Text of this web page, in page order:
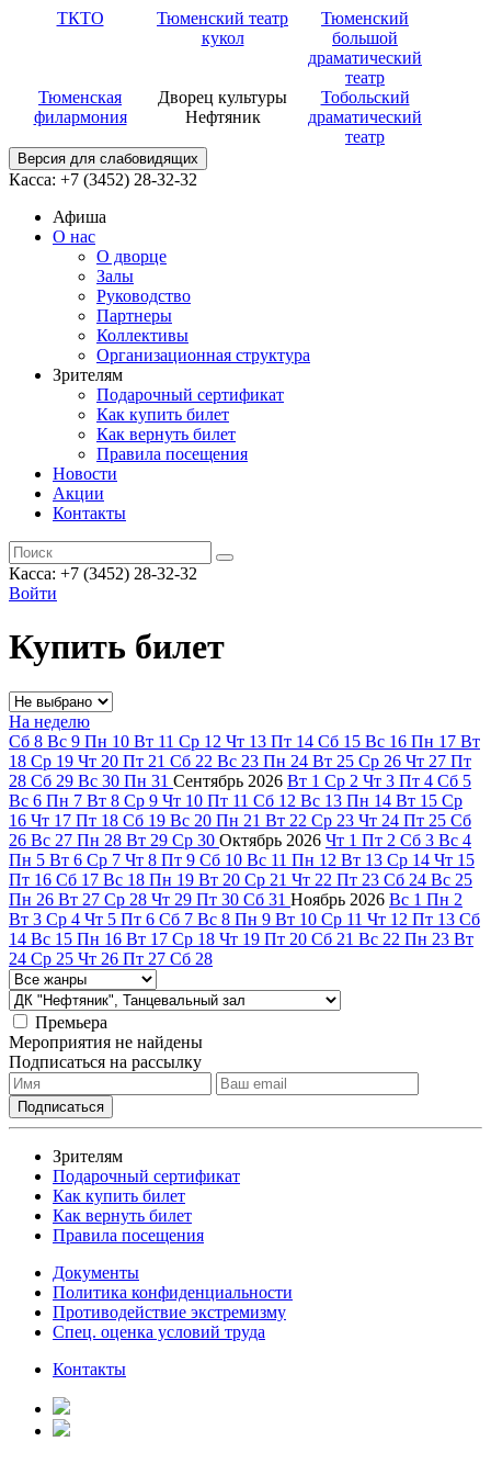
ТКТО
Тюменский театр
кукол
Тюменский
большой
драматический
театр
Тюменская
филармония
Дворец культуры
Нефтяник
Тобольский
драматический
театр
Версия для слабовидящих
Касса: +7 (3452) 28-32-32
Афиша
О нас
О дворце
Залы
Руководство
Партнеры
Коллективы
Организационная структура
Зрителям
Подарочный сертификат
Как купить билет
Как вернуть билет
Правила посещения
Новости
Акции
Контакты
Касса: +7 (3452) 28-32-32
Войти
Купить билет
На неделю
Сб 8 Вс 9 Пн 10 Вт 11 Ср 12 Чт 13 Пт 14 Сб 15 Вс 16 Пн 17 Вт
18 Ср 19 Чт 20 Пт 21 Сб 22 Вс 23 Пн 24 Вт 25 Ср 26 Чт 27 Пт
28 Сб 29 Вс 30 Пн 31 Сентябрь 2026 Вт 1 Ср 2 Чт 3 Пт 4 Сб 5
Вс 6 Пн 7 Вт 8 Ср 9 Чт 10 Пт 11 Сб 12 Вс 13 Пн 14 Вт 15 Ср
16 Чт 17 Пт 18 Сб 19 Вс 20 Пн 21 Вт 22 Ср 23 Чт 24 Пт 25 Сб
26 Вс 27 Пн 28 Вт 29 Ср 30 Октябрь 2026 Чт 1 Пт 2 Сб 3 Вс 4
Пн 5 Вт 6 Ср 7 Чт 8 Пт 9 Сб 10 Вс 11 Пн 12 Вт 13 Ср 14 Чт 15
Пт 16 Сб 17 Вс 18 Пн 19 Вт 20 Ср 21 Чт 22 Пт 23 Сб 24 Вс 25
Пн 26 Вт 27 Ср 28 Чт 29 Пт 30 Сб 31 Ноябрь 2026 Вс 1 Пн 2
Вт 3 Ср 4 Чт 5 Пт 6 Сб 7 Вс 8 Пн 9 Вт 10 Ср 11 Чт 12 Пт 13 Сб
14 Вс 15 Пн 16 Вт 17 Ср 18 Чт 19 Пт 20 Сб 21 Вс 22 Пн 23 Вт
24 Ср 25 Чт 26 Пт 27 Сб 28
Премьера
Мероприятия не найдены
Подписаться на рассылку
Зрителям
Подарочный сертификат
Как купить билет
Как вернуть билет
Правила посещения
Документы
Политика конфиденциальности
Противодействие экстремизму
Спец. оценка условий труда
Контакты